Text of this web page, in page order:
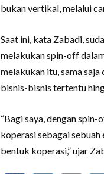
bukan vertikal, melalui
Saat ini, kata Zabadi,
melakukan spin-off
melakukan itu, sama
bisnis-bisnis tertentu
“Bagi saya, dengan
koperasi sebagai
bentuk koperasi,” ujar